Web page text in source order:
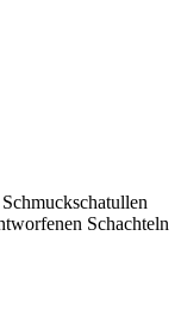
Schachteln